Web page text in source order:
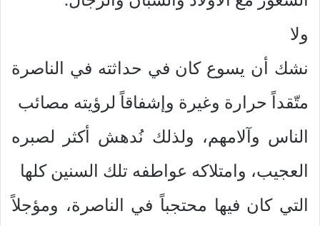
ولا
نشك أن يسوع كان في حداثته في الناصرة
متّقداً حرارة وغيرة وإشفاقاً لرؤيته مصائب
الناس وآلامهم، ولذلك نُدهش أكثر لصبره
العجيب، وامتلاكه عواطفه تلك السنين كلها
التي كان فيها محتجباً في الناصرة، ومؤجلاً